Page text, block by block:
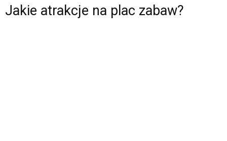
Jakie atrakcje na plac zabaw?